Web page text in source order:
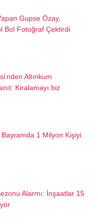
Gupse Özay,
Bol Fotoğraf Çektirdi
Altınkum
Kiralamayı biz
1 Milyon Kişiyi
Alarmı: İnşaatlar 15